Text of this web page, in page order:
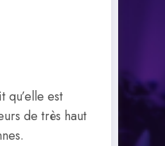
qu’elle est
de très haut